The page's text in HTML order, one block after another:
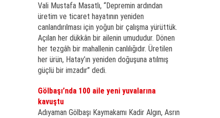
Vali Mustafa Masatlı, “Depremin ardından
üretim ve ticaret hayatının yeniden
canlandırılması için yoğun bir çalışma yürüttük.
Açılan her dükkân bir ailenin umududur. Dönen
her tezgâh bir mahallenin canlılığıdır. Üretilen
her ürün, Hatay’ın yeniden doğuşuna atılmış
güçlü bir imzadır” dedi.
Gölbaşı’nda 100 aile yeni yuvalarına
kavuştu
Adıyaman Gölbaşı Kaymakamı Kadir Algın, Asrın